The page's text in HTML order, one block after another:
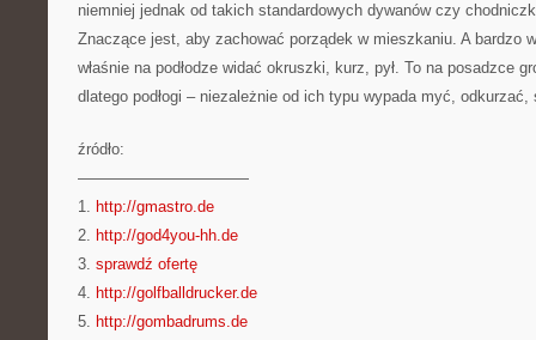
niemniej jednak od takich standardowych dywanów czy
Znaczące jest, aby zachować porządek w mieszkaniu. A bardzo
właśnie na podłodze widać okruszki, kurz, pył. To na posadzce
dlatego podłogi – niezależnie od ich typu wypada myć,
źródło:
———————————
1. http://gmastro.de
2. http://god4you-hh.de
3. sprawdź ofertę
4. http://golfballdrucker.de
5. http://gombadrums.de